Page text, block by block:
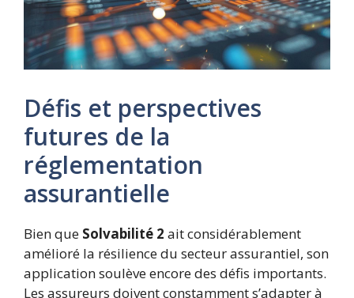
Défis et perspectives
futures de la
réglementation
assurantielle
Bien que Solvabilité 2 ait considérablement
amélioré la résilience du secteur assurantiel, son
application soulève encore des défis importants.
Les assureurs doivent constamment s’adapter à